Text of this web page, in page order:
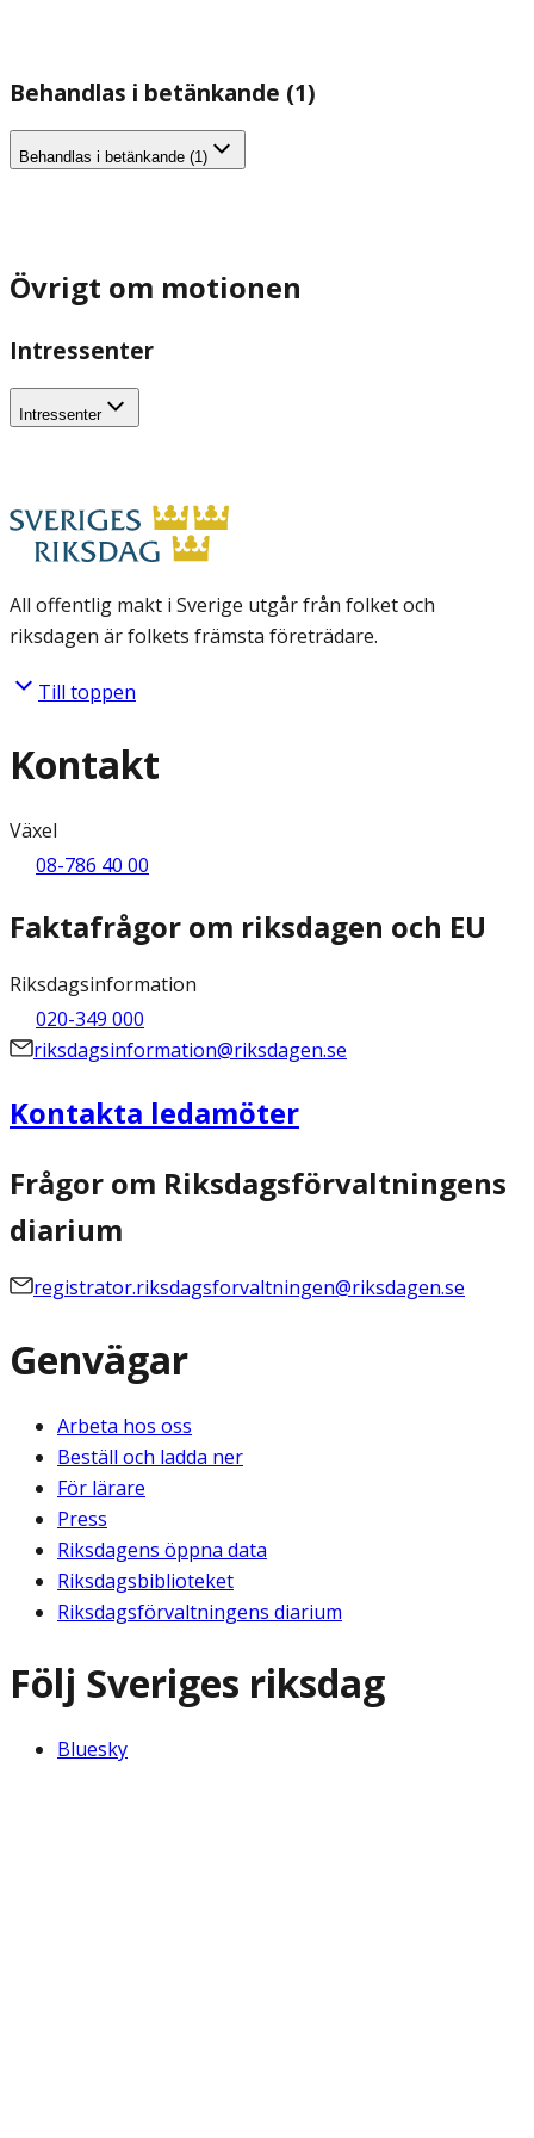
Behandlas i betänkande (1)
Behandlas i betänkande (1)
Övrigt om motionen
Intressenter
Intressenter
All offentlig makt i Sverige utgår från folket och
riksdagen är folkets främsta företrädare.
Till toppen
Kontakt
Växel
08-786 40 00
Faktafrågor om riksdagen och EU
Riksdagsinformation
020-349 000
riksdagsinformation@riksdagen.se
Kontakta ledamöter
Frågor om Riksdagsförvaltningens
diarium
registrator.riksdagsforvaltningen@riksdagen.se
Genvägar
Arbeta hos oss
Beställ och ladda ner
För lärare
Press
Riksdagens öppna data
Riksdagsbiblioteket
Riksdagsförvaltningens diarium
Följ Sveriges riksdag
Bluesky